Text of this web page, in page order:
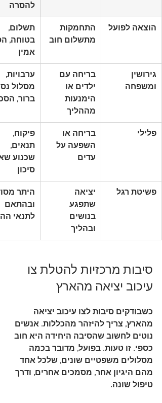
להסרה
הוצאה לפועל
התחמקות
מתשלום חוב
תשלום,
בטוחה,
אמין
גירושין
ומשפחה
בריחה עם
ילדים או
הימנעות
מההליך
ערבויות,
מסלול
ברור,
פלילי
בריחה או
השפעה על
עדים
פיקוח,
תנאים,
שכנוע
סיכון
פשיטת רגל
יציאה
שתפגע
בנושים
ובהליך
היתר
ובהתאם
לתנאי
סיבות מרכזיות להטלת צו
עיכוב יציאה מהארץ
כשבודקים סיבות לצו עיכוב יציאה
מהארץ, צריך להיזהר מהכללות. אנשים
נוטים לחשוב שהסיבה היחידה היא חוב
כספי. זו טעות. בפועל, מדובר בכמה
מסלולים משפטיים שונים, שלכל אחד
מהם היגיון אחר, מסמכים אחרים, ודרך
טיפול שונה.